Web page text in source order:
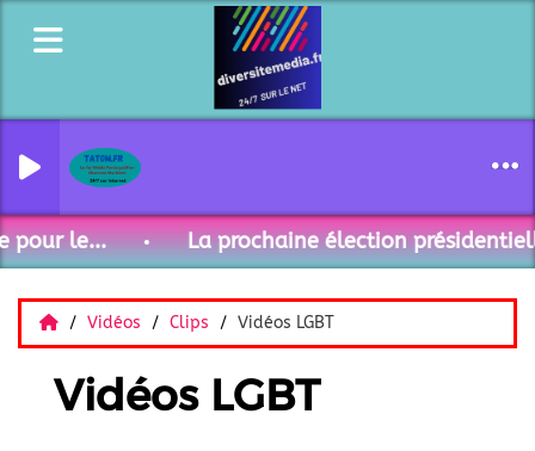
Santé-
le... La prochaine élection
Vidéos Clips Vidéos LGBT
Vidéos LGBT